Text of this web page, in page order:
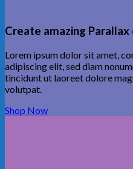
Create amazing
Lorem ipsum dolor sit amet,
adipiscing elit, sed diam
tincidunt ut laoreet dolore
volutpat.
Shop Now